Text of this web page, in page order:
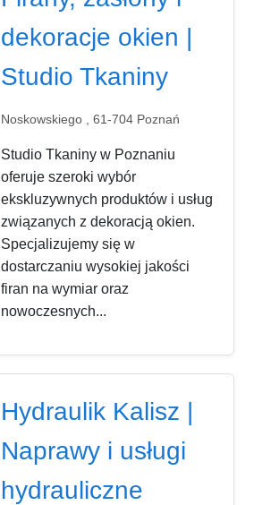
dekoracje okien |
Studio Tkaniny
Noskowskiego , 61-704 Poznań
Studio Tkaniny w Poznaniu
oferuje szeroki wybór
ekskluzywnych produktów i usług
związanych z dekoracją okien.
Specjalizujemy się w
dostarczaniu wysokiej jakości
firan na wymiar oraz
nowoczesnych...
Hydraulik Kalisz |
Naprawy i usługi
hydrauliczne